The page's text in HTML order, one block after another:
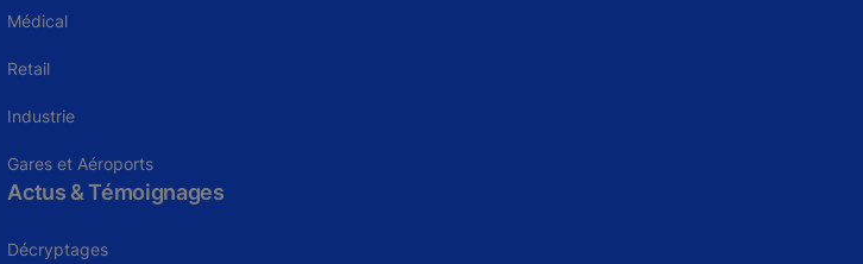
Médical
Retail
Industrie
Gares et Aéroports
Actus & Témoignages
Décryptages